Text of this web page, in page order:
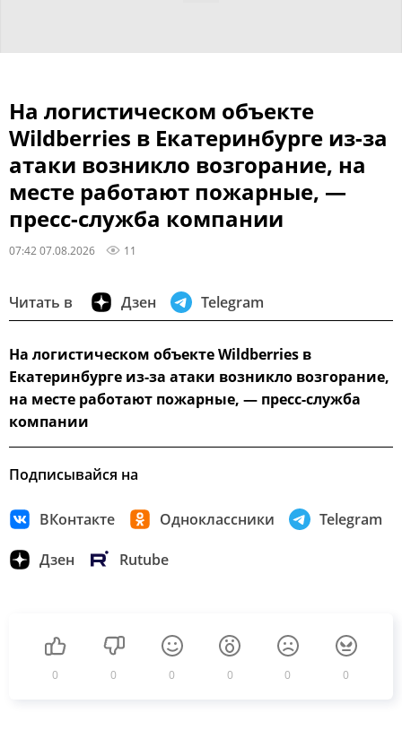
На логистическом объекте
Wildberries в Екатеринбурге из-за
атаки возникло возгорание, на
месте работают пожарные, —
пресс-служба компании
07:42 07.08.2026 11
Читать в Дзен Telegram
На логистическом объекте Wildberries в
Екатеринбурге из-за атаки возникло возгорание,
на месте работают пожарные, — пресс-служба
компании
Подписывайся на
ВКонтакте Одноклассники Telegram
Дзен Rutube
0 0 0 0 0 0